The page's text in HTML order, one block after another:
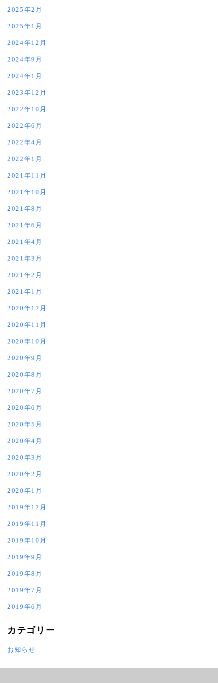
2025年2月
2025年1月
2024年12月
2024年9月
2024年1月
2023年12月
2022年10月
2022年6月
2022年4月
2022年1月
2021年11月
2021年10月
2021年8月
2021年6月
2021年4月
2021年3月
2021年2月
2021年1月
2020年12月
2020年11月
2020年10月
2020年9月
2020年8月
2020年7月
2020年6月
2020年5月
2020年4月
2020年3月
2020年2月
2020年1月
2019年12月
2019年11月
2019年10月
2019年9月
2019年8月
2019年7月
2019年6月
カテゴリー
お知らせ